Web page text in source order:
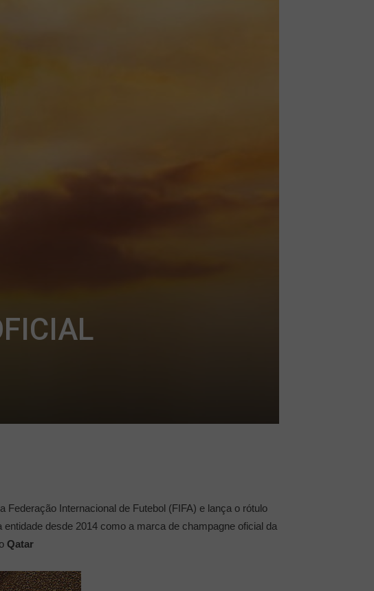
Federação Internacional de Futebol (FIFA) e lança o rótulo
entidade desde 2014 como a marca de champagne oficial da
Qatar